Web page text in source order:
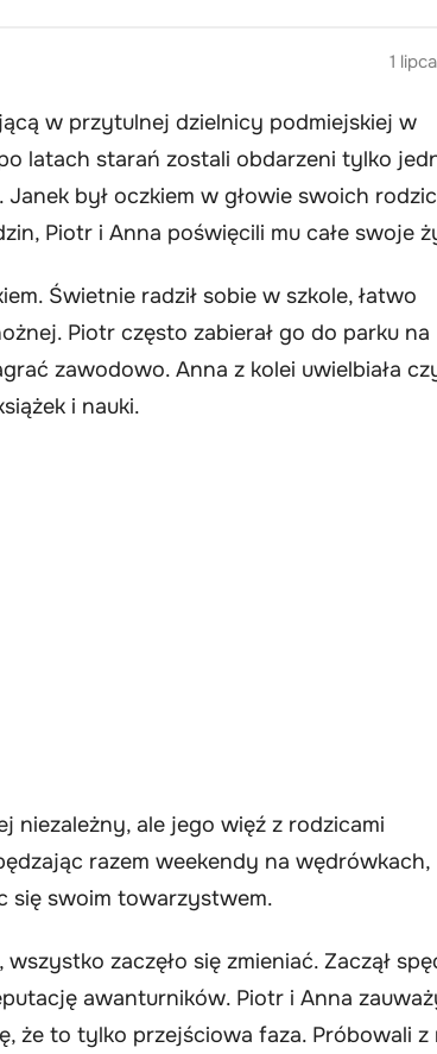
1
w przytulnej dzielnicy podmiejskiej w
latach starań zostali obdarzeni tylko
Janek był oczkiem w głowie swoich
Piotr i Anna poświęcili mu całe swoje
Świetnie radził sobie w szkole, łatwo
Piotr często zabierał go do parku na
zawodowo. Anna z kolei uwielbiała
i nauki.
niezależny, ale jego więź z rodzicami
razem weekendy na wędrówkach,
się swoim towarzystwem.
zaczęło się zmieniać. Zaczął
awanturników. Piotr i Anna
że to tylko przejściowa faza. Próbowali z